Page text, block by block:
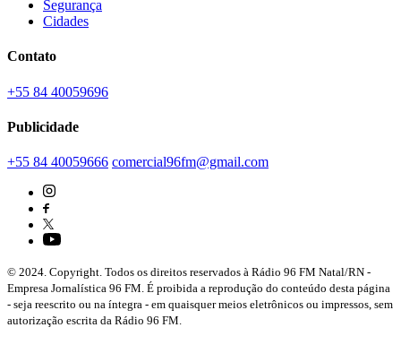
Segurança
Cidades
Contato
+55 84 40059696
Publicidade
+55 84 40059666 comercial96fm@gmail.com
© 2024. Copyright. Todos os direitos reservados à Rádio 96 FM Natal/RN -
Empresa Jornalística 96 FM. É proibida a reprodução do conteúdo desta página
- seja reescrito ou na íntegra - em quaisquer meios eletrônicos ou impressos, sem
autorização escrita da Rádio 96 FM.